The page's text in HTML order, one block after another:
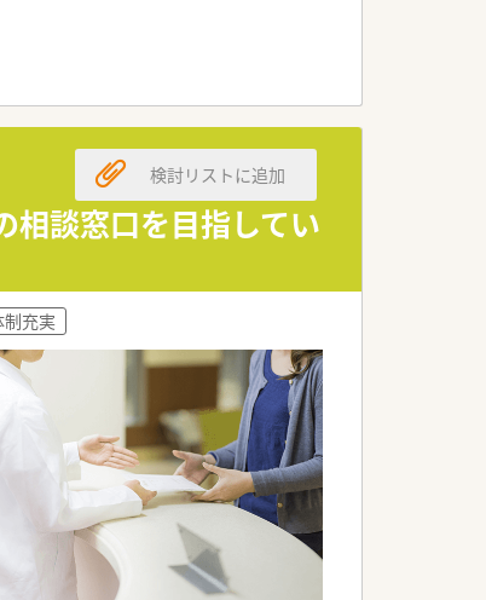
10日、リフレッシュ休暇3日
相談窓口を目指してい
検討リストに追加
制充実